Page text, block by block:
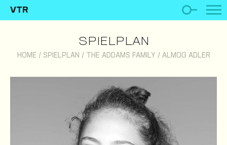
VTR
SPIELPLAN
HOME / SPIELPLAN / THE ADDAMS FAMILY / ALMOG ADLER